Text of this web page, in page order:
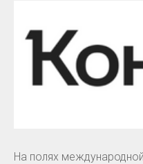
На полях